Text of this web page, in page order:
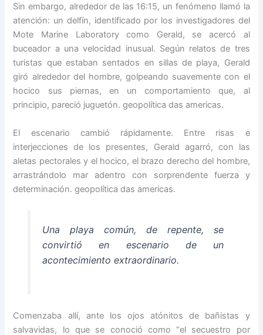
Sin embargo, alrededor de las 16:15, un fenómeno llamó la
atención: un delfín, identificado por los investigadores del
Mote Marine Laboratory como Gerald, se acercó al
buceador a una velocidad inusual. Según relatos de tres
turistas que estaban sentados en sillas de playa, Gerald
giró alrededor del hombre, golpeando suavemente con el
hocico sus piernas, en un comportamiento que, al
principio, pareció juguetón. geopolítica das americas.
El escenario cambió rápidamente. Entre risas e
interjecciones de los presentes, Gerald agarró, con las
aletas pectorales y el hocico, el brazo derecho del hombre,
arrastrándolo mar adentro con sorprendente fuerza y
determinación. geopolítica das americas.
Una playa común, de repente, se
convirtió en escenario de un
acontecimiento extraordinario.
Comenzaba allí, ante los ojos atónitos de bañistas y
salvavidas, lo que se conoció como “el secuestro por